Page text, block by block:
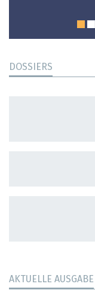
DOSSIERS
AKTUELLE AUSGABE